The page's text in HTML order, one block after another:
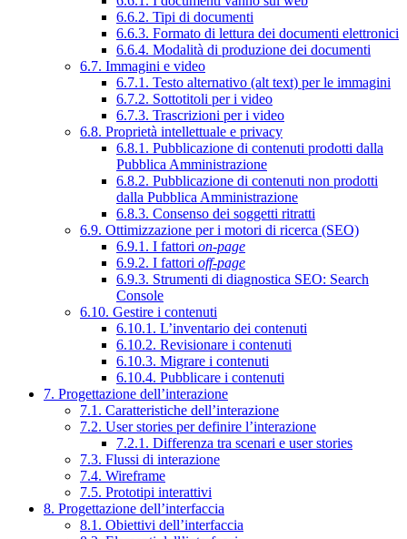
6.6.2. Tipi di documenti
6.6.3. Formato di lettura dei documenti elettronici
6.6.4. Modalità di produzione dei documenti
6.7. Immagini e video
6.7.1. Testo alternativo (alt text) per le immagini
6.7.2. Sottotitoli per i video
6.7.3. Trascrizioni per i video
6.8. Proprietà intellettuale e privacy
6.8.1. Pubblicazione di contenuti prodotti dalla
Pubblica Amministrazione
6.8.2. Pubblicazione di contenuti non prodotti
dalla Pubblica Amministrazione
6.8.3. Consenso dei soggetti ritratti
6.9. Ottimizzazione per i motori di ricerca (SEO)
6.9.1. I fattori on-page
6.9.2. I fattori off-page
6.9.3. Strumenti di diagnostica SEO: Search
Console
6.10. Gestire i contenuti
6.10.1. L’inventario dei contenuti
6.10.2. Revisionare i contenuti
6.10.3. Migrare i contenuti
6.10.4. Pubblicare i contenuti
7. Progettazione dell’interazione
7.1. Caratteristiche dell’interazione
7.2. User stories per definire l’interazione
7.2.1. Differenza tra scenari e user stories
7.3. Flussi di interazione
7.4. Wireframe
7.5. Prototipi interattivi
8. Progettazione dell’interfaccia
8.1. Obiettivi dell’interfaccia